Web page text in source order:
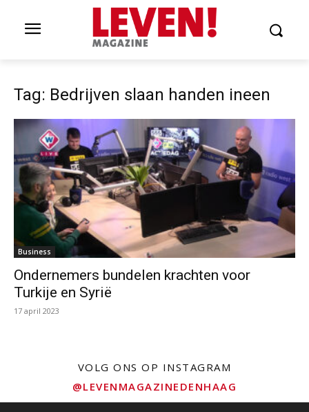
Tag: Bedrijven slaan handen ineen
Business
Ondernemers bundelen krachten voor
Turkije en Syrië
17 april 2023
VOLG ONS OP INSTAGRAM
@LEVENMAGAZINEDENHAAG